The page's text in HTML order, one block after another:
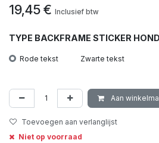
19,45€ Inclusief btw
TYPE BACKFRAME STICKER
Rode tekst Zwarte tekst
Aan
Toevoegen aan verlanglijst
Niet op voorraad